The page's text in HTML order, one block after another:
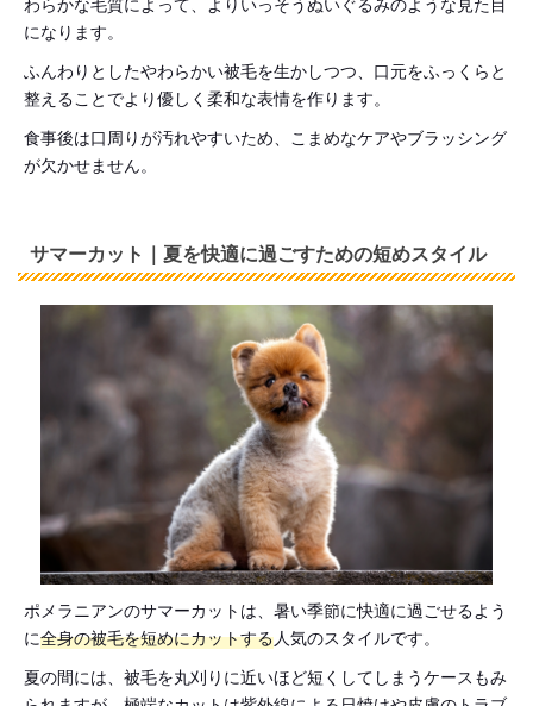
になります。
ふんわりとしたやわらかい被毛を生かしつつ、口元をふっくらと
整えることでより優しく柔和な表情を作ります。
食事後は口周りが汚れやすいため、こまめなケアやブラッシング
が欠かせません。
サマーカット｜夏を快適に過ごすための短めスタイル
ポメラニアンのサマーカットは、暑い季節に快適に過ごせるよう
に全身の被毛を短めにカットする人気のスタイルです。
夏の間には、被毛を丸刈りに近いほど短くしてしまうケースもみ